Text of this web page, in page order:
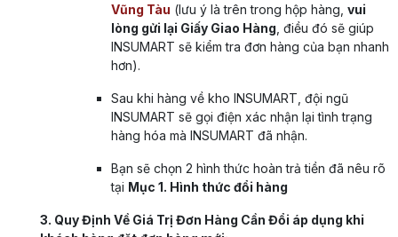
Vũng Tàu (lưu ý là trên trong hộp hàng, vui
lòng gửi lại Giấy Giao Hàng , điều đó sẽ giúp
INSUMART sẽ kiểm tra đơn hàng của bạn nhanh
hơn).
Sau khi hàng về kho INSUMART, đội ngũ
INSUMART sẽ gọi điện xác nhận lại tình trạng
hàng hóa mà INSUMART đã nhận.
Bạn sẽ chọn 2 hình thức hoàn trả tiền đã nêu rõ
tại Mục 1. Hình thức đổi hàng
3. Quy Định Về Giá Trị Đơn Hàng Cần Đổi áp dụng khi